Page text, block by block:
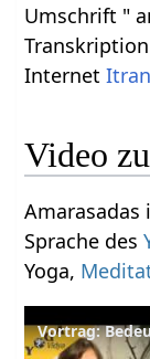
Umschrift "
Internet
Video
Sprache des
Yoga,
Vortrag: